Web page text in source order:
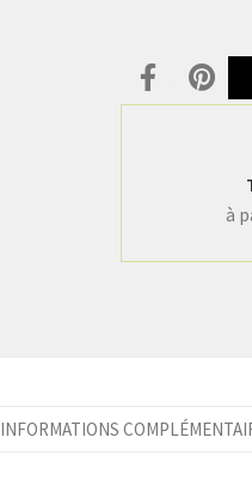
à
INFORMATIONS